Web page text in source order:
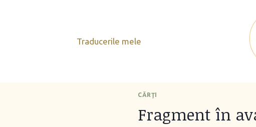
Traducerile mele
CĂRŢI
Fragment în